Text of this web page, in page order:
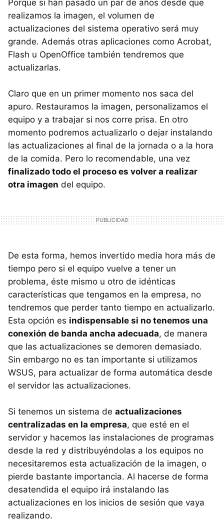
Porque si han pasado un par de años desde que
realizamos la imagen, el volumen de
actualizaciones del sistema operativo será muy
grande. Además otras aplicaciones como Acrobat,
Flash u OpenOffice también tendremos que
actualizarlas.
Claro que en un primer momento nos saca del
apuro. Restauramos la imagen, personalizamos el
equipo y a trabajar si nos corre prisa. En otro
momento podremos actualizarlo o dejar instalando
las actualizaciones al final de la jornada o a la hora
de la comida. Pero lo recomendable, una vez
finalizado todo el proceso es volver a realizar
otra imagen del equipo.
De esta forma, hemos invertido media hora más de
tiempo pero si el equipo vuelve a tener un
problema, éste mismo u otro de idénticas
características que tengamos en la empresa, no
tendremos que perder tanto tiempo en actualizarlo.
Esta opción es indispensable si no tenemos una
conexión de banda ancha adecuada, de manera
que las actualizaciones se demoren demasiado.
Sin embargo no es tan importante si utilizamos
WSUS, para actualizar de forma automática desde
el servidor las actualizaciones.
Si tenemos un sistema de actualizaciones
centralizadas en la empresa, que esté en el
servidor y hacemos las instalaciones de programas
desde la red y distribuyéndolas a los equipos no
necesitaremos esta actualización de la imagen, o
pierde bastante importancia. Al hacerse de forma
desatendida el equipo irá instalando las
actualizaciones en los inicios de sesión que vaya
realizando.